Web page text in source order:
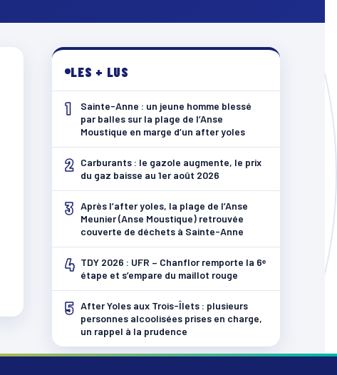
LES + LUS
1
Sainte-Anne : un jeune homme blessé
par balles sur la plage de l’Anse
Moustique en marge d’un after yoles
2
Carburants : le gazole augmente, le prix
du gaz baisse au 1er août 2026
3 Après l’after yoles, la plage de l’Anse
Meunier (Anse Moustique) retrouvée
couverte de déchets à Sainte-Anne
4 TDY 2026 : UFR – Chanflor remporte la 6ᵉ
étape et s’empare du maillot rouge
5 After Yoles aux Trois-Îlets : plusieurs
personnes alcoolisées prises en charge,
un rappel à la prudence